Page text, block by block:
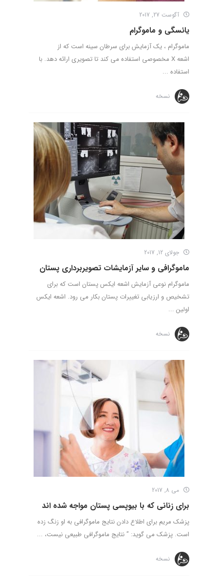
آگوست 27, 2017
یائسگی و ماموگرام
ماموگرام ، یک آزمایش برای سرطان سینه است که از
اشعه X مخصوصی استفاده می کند تا تصویری ارائه دهد. با
استفاده ...
نسخه
جولای 12, 2017
ماموگرافی و سایر آزمایشات تصویربرداری پستان
ماموگرام نوعی آزمایش اشعه ایکس پستان است که برای
تشخیص و ارزیابی تغییرات پستان بکار می­ رود. اشعه ایکس
اولین ...
نسخه
می 8, 2017
برای زنانی که با بیوپسی پستان مواجه شده­ اند
پزشک مریم برای اطلاع دادن نتایج ماموگرافی به او زنگ زده
است. پزشک می گوید: ” نتایج ماموگرافی طبیعی نیست، ...
نسخه